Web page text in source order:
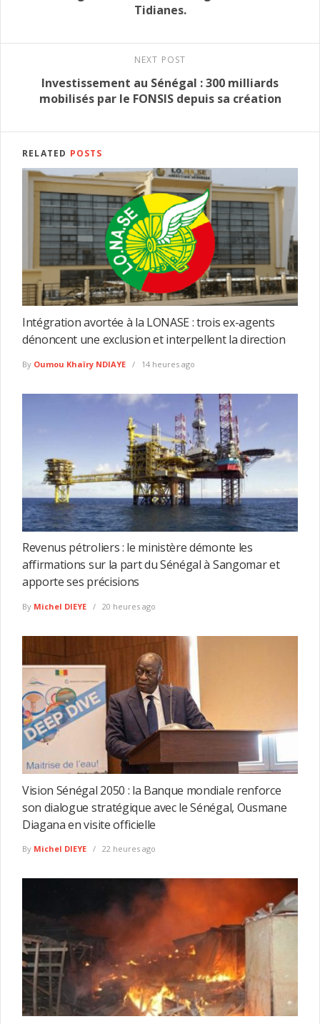
Tidianes.
NEXT POST
Investissement au Sénégal : 300 milliards
mobilisés par le FONSIS depuis sa création
RELATED POSTS
Intégration avortée à la LONASE : trois ex-agents
dénoncent une exclusion et interpellent la direction
By Oumou Khaïry NDIAYE 14 heures ago
Revenus pétroliers : le ministère démonte les
affirmations sur la part du Sénégal à Sangomar et
apporte ses précisions
By Michel DIEYE 20 heures ago
Vision Sénégal 2050 : la Banque mondiale renforce
son dialogue stratégique avec le Sénégal, Ousmane
Diagana en visite officielle
By Michel DIEYE 22 heures ago